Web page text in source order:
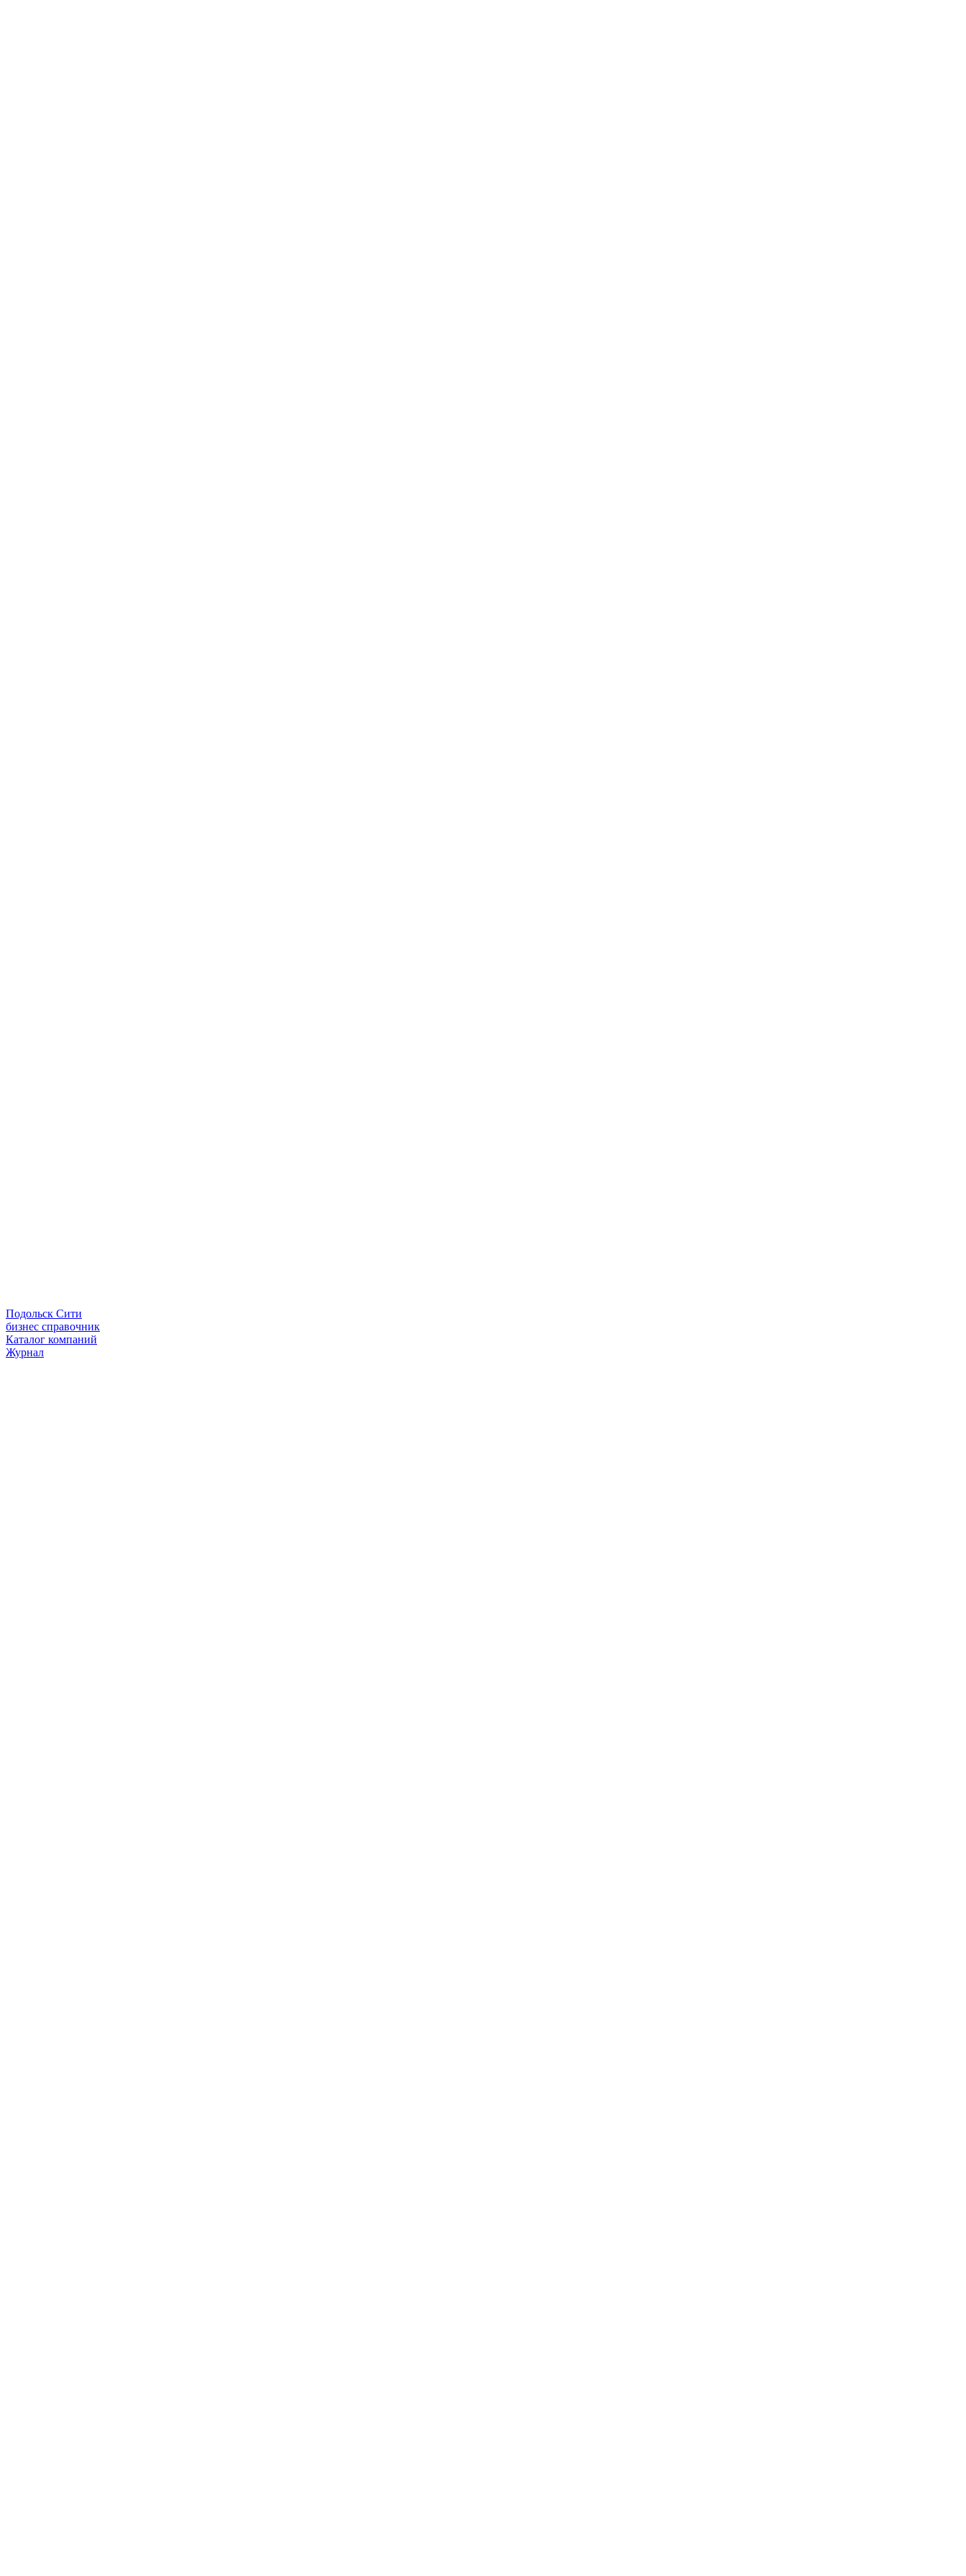
Подольск Сити
бизнес справочник
Каталог компаний
Журнал